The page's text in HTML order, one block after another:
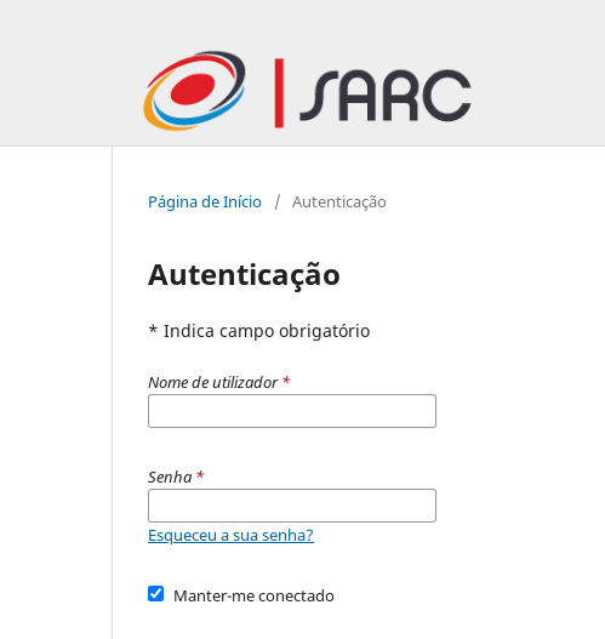
Página de Início / Autenticação
Autenticação
* Indica campo obrigatório
Nome de utilizador*
Senha *
Esqueceu a sua senha?
Manter-me conectado